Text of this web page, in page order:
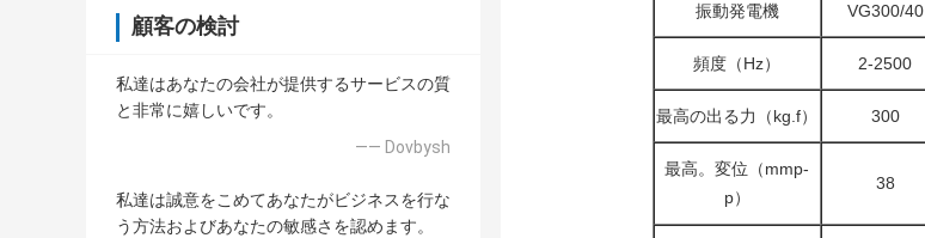
顧客の検討
私達はあなたの会社が提供するサービスの質
と非常に嬉しいです。
—— Dovbysh
私達は誠意をこめてあなたがビジネスを行な
う方法およびあなたの敏感さを認めます。
振動発電機 VG300/40
頻度（Hz） 2-2500
最高の出る力（kg.f） 300
最高。変位（mmp-
p）
38